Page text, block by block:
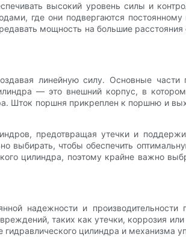
высокий уровень силы и
где они подвергаются
мощность на большие
линейную силу. Основные части
— это внешний корпус, в
Шток поршня прикреплен к поршню и
предотвращая утечки и
выбирать, чтобы обеспечить
цилиндра, поэтому крайне важно
надежности и производительности
таких как утечки, коррозия
цилиндра и механизма